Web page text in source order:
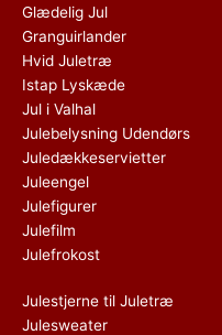
Glædelig Jul
Granguirlander
Hvid Juletræ
Istap Lyskæde
Jul i Valhal
Julebelysning Udendørs
Juledækkeservietter
Juleengel
Julefigurer
Julefilm
Julefrokost
Julestjerne til Juletræ
Julesweater